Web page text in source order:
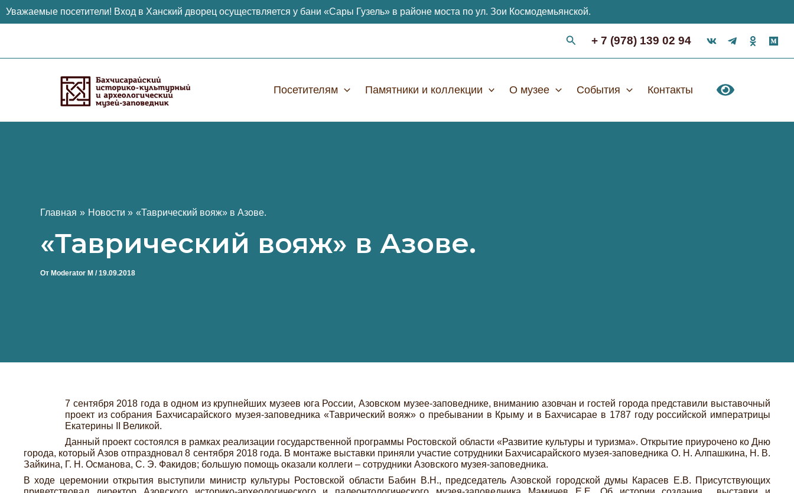
Уважаемые посетители! Вход в Ханский дворец осуществляется у бани «Сары Гузель» в районе моста по ул. Зои Космодемьянской.
+ 7 (978) 139 02 94
Посетителям Памятники и коллекции О музее События Контакты
Главная Новости «Таврический вояж» в Азове.
«Таврический вояж» в Азове.
От Moderator M /19.09.2018
7 сентября 2018 года в одном из крупнейших музеев юга России, Азовском музее-заповеднике, вниманию азовчан и гостей города представили выставочный
проект из собрания Бахчисарайского музея-заповедника «Таврический вояж» о пребывании в Крыму и в Бахчисарае в 1787 году российской императрицы
Екатерины II Великой.
Данный проект состоялся в рамках реализации государственной программы Ростовской области «Развитие культуры и туризма». Открытие приурочено ко Дню
города, который Азов отпраздновал 8 сентября 2018 года. В монтаже выставки приняли участие сотрудники Бахчисарайского музея-заповедника О. Н. Алпашкина, Н. В.
Зайкина, Г. Н. Османова, С. Э. Факидов; большую помощь оказали коллеги – сотрудники Азовского музея-заповедника.
В ходе церемонии открытия выступили министр культуры Ростовской области Бабин В.Н., председатель Азовской городской думы Карасев Е.В. Присутствующих